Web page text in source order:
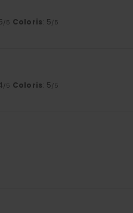
/5 Coloris: 5/5
/5 Coloris: 5/5